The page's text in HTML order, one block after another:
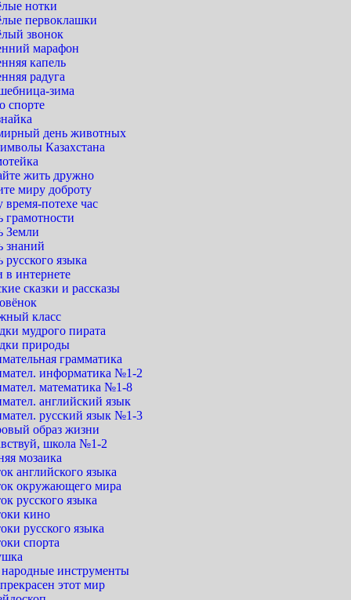
нотки
первоклашки
звонок
марафон
капель
радуга
зима
спорте
день животных
Казахстана
жить дружно
миру доброту
время-потехе час
грамотности
Земли
знаний
русского языка
в интернете
сказки и рассказы
класс
мудрого пирата
природы
грамматика
информатика №1-2
математика №1-8
английский язык
русский язык №1-3
образ жизни
школа №1-2
мозаика
английского языка
окружающего мира
русского языка
кино
русского языка
спорта
инструменты
этот мир